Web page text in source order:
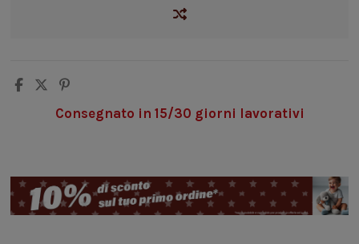
Consegnato in 15/30 giorni lavorativi